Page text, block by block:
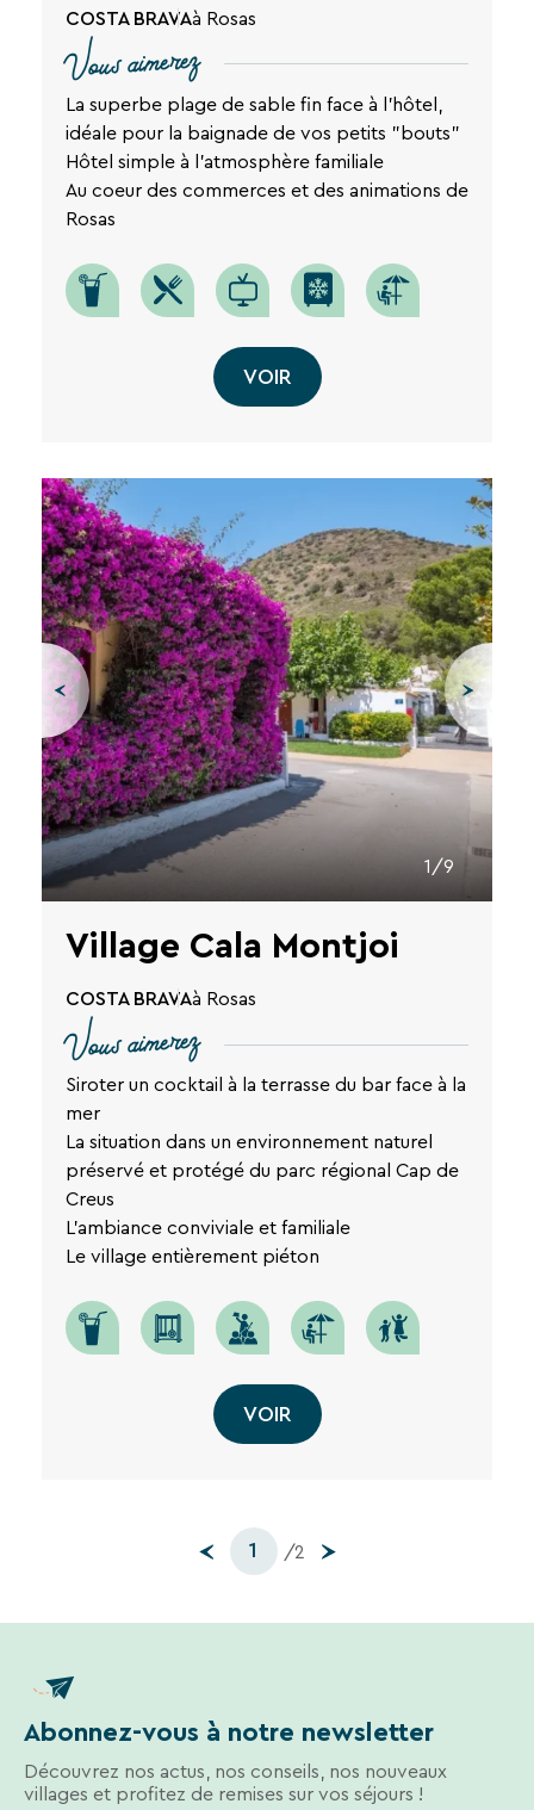
COSTA BRAVAà Rosas
Vous aimerez
La superbe plage de sable fin face à l'hôtel,
idéale pour la baignade de vos petits "bouts"
Hôtel simple à l'atmosphère familiale
Au coeur des commerces et des animations de
Rosas
VOIR
1/9
Village Cala Montjoi
COSTA BRAVAà Rosas
Vous aimerez
Siroter un cocktail à la terrasse du bar face à la
mer
La situation dans un environnement naturel
préservé et protégé du parc régional Cap de
Creus
L'ambiance conviviale et familiale
Le village entièrement piéton
VOIR
1 /2
Abonnez-vous à notre newsletter
Découvrez nos actus, nos conseils, nos nouveaux
villages et profitez de remises sur vos séjours !